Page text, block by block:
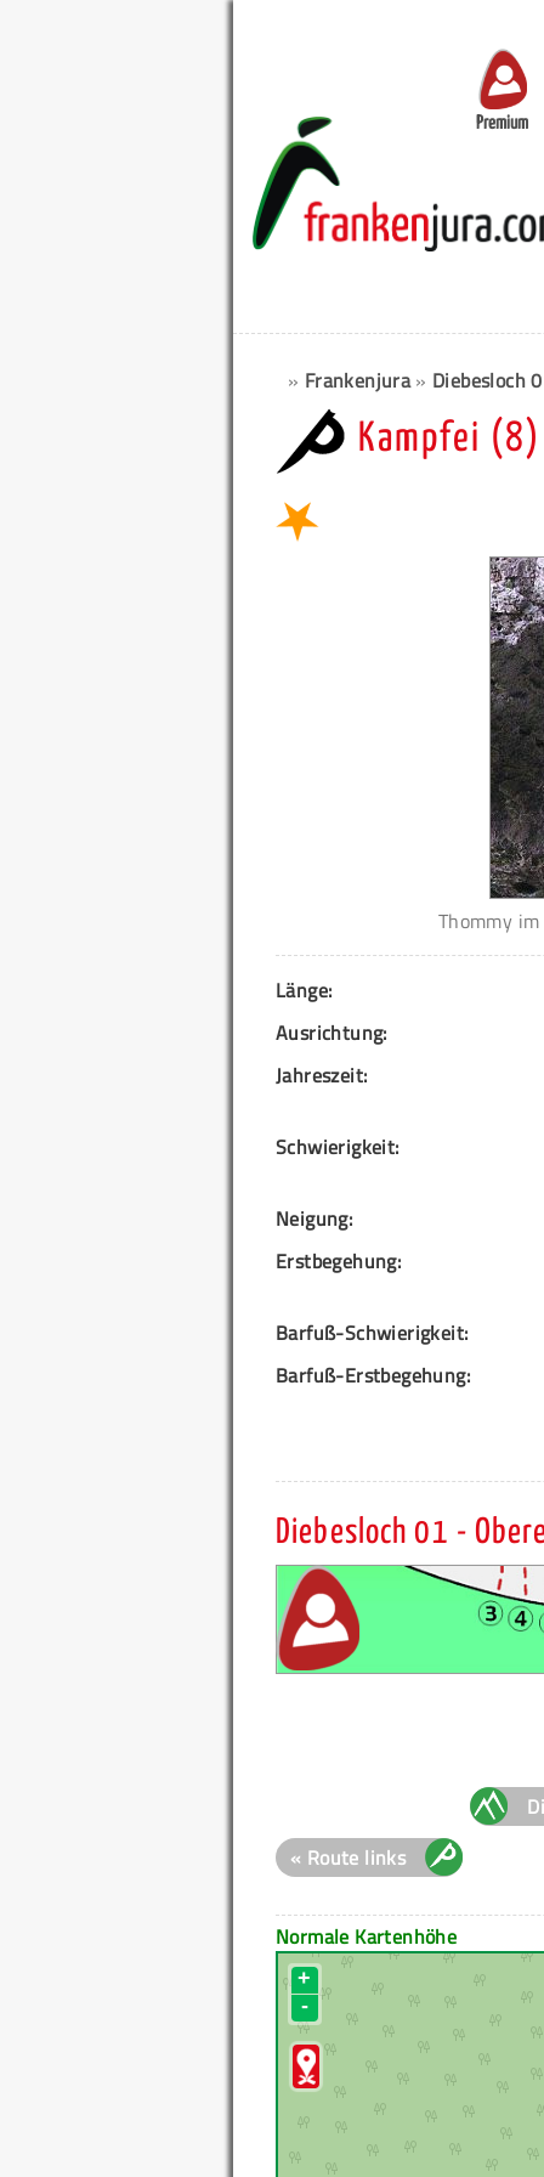
Premium
» Frankenjura» Diebesloch
Kampfei (8)
Thommy
Länge:
Ausrichtung:
Jahreszeit:
Schwierigkeit:
Neigung:
Erstbegehung:
Barfuß-Schwierigkeit:
Barfuß-Erstbegehung:
Diebesloch 01 -
« Route links
Normale Kartenhöhe
+
-